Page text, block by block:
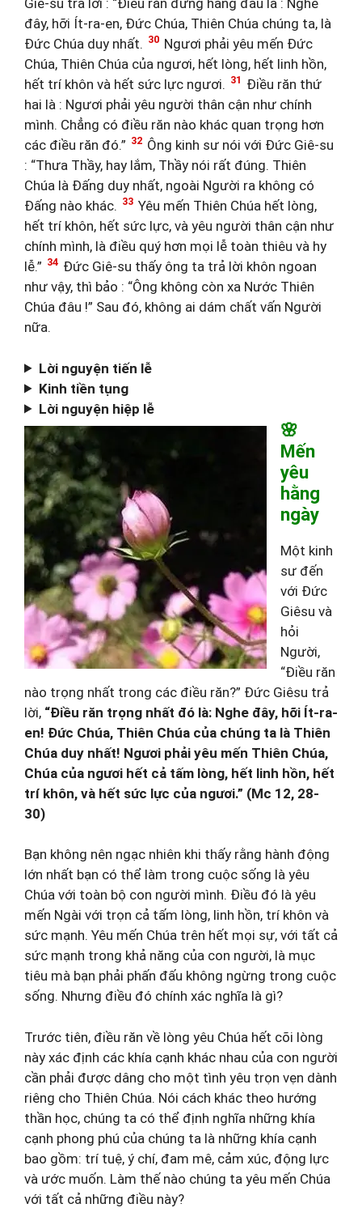
Giê-su trả lời : “Điều răn đứng hàng đầu là : Nghe
đây, hỡi Ít-ra-en, Đức Chúa, Thiên Chúa chúng ta, là
Đức Chúa duy nhất. 30 Ngươi phải yêu mến Đức
Chúa, Thiên Chúa của ngươi, hết lòng, hết linh hồn,
hết trí khôn và hết sức lực ngươi. 31 Điều răn thứ
hai là : Ngươi phải yêu người thân cận như chính
mình. Chẳng có điều răn nào khác quan trọng hơn
các điều răn đó.” 32 Ông kinh sư nói với Đức Giê-su
: “Thưa Thầy, hay lắm, Thầy nói rất đúng. Thiên
Chúa là Đấng duy nhất, ngoài Người ra không có
Đấng nào khác. 33 Yêu mến Thiên Chúa hết lòng,
hết trí khôn, hết sức lực, và yêu người thân cận như
chính mình, là điều quý hơn mọi lễ toàn thiêu và hy
lễ.” 34 Đức Giê-su thấy ông ta trả lời khôn ngoan
như vậy, thì bảo : “Ông không còn xa Nước Thiên
Chúa đâu !” Sau đó, không ai dám chất vấn Người
nữa.
Lời nguyện tiến lễ
Kinh tiền tụng
Lời nguyện hiệp lễ
🌸
Mến
yêu
hằng
ngày
Một kinh
sư đến
với Đức
Giêsu và
hỏi
Người,
“Điều răn
nào trọng nhất trong các điều răn?” Đức Giêsu trả
lời, “Điều răn trọng nhất đó là: Nghe đây, hỡi Ít-ra-
en! Đức Chúa, Thiên Chúa của chúng ta là Thiên
Chúa duy nhất! Ngươi phải yêu mến Thiên Chúa,
Chúa của ngươi hết cả tấm lòng, hết linh hồn, hết
trí khôn, và hết sức lực của ngươi.” (Mc 12, 28-
30)
Bạn không nên ngạc nhiên khi thấy rằng hành động
lớn nhất bạn có thể làm trong cuộc sống là yêu
Chúa với toàn bộ con người mình. Điều đó là yêu
mến Ngài với trọn cả tấm lòng, linh hồn, trí khôn và
sức mạnh. Yêu mến Chúa trên hết mọi sự, với tất cả
sức mạnh trong khả năng của con người, là mục
tiêu mà bạn phải phấn đấu không ngừng trong cuộc
sống. Nhưng điều đó chính xác nghĩa là gì?
Trước tiên, điều răn về lòng yêu Chúa hết cõi lòng
này xác định các khía cạnh khác nhau của con người
cần phải được dâng cho một tình yêu trọn vẹn dành
riêng cho Thiên Chúa. Nói cách khác theo hướng
thần học, chúng ta có thể định nghĩa những khía
cạnh phong phú của chúng ta là những khía cạnh
bao gồm: trí tuệ, ý chí, đam mê, cảm xúc, động lực
và ước muốn. Làm thế nào chúng ta yêu mến Chúa
với tất cả những điều này?